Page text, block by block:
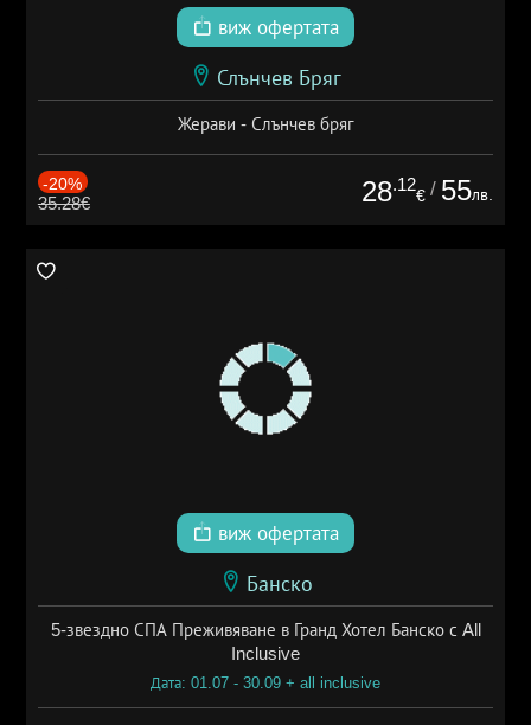
виж офертата
Слънчев Бряг
Жерави - Слънчев бряг
-20%
35.28€ 28.12
€ / 55лв.
виж офертата
Банско
5-звездно СПА Преживяване в Гранд Хотел Банско с All
Inclusive
Дата: 01.07 - 30.09 + all inclusive